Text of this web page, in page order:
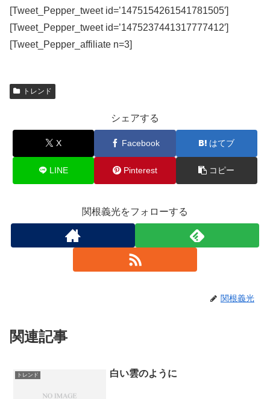
[Tweet_Pepper_tweet id=’1475154261541781505′]
[Tweet_Pepper_tweet id=’1475237441317777412′]
[Tweet_Pepper_affiliate n=3]
トレンド
シェアする
X Facebook はてブ
LINE Pinterest コピー
関根義光をフォローする
関根義光
関連記事
トレンド 白い雲のように